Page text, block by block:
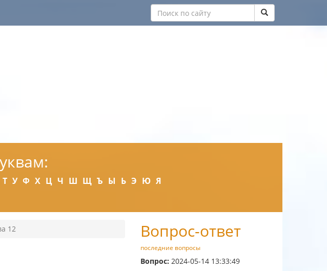
Т У Ф Х Ц Ч Ш Щ Ъ Ы Ь Э Ю Я
12 Вопрос-ответ
последние вопросы
Вопрос: 2024-05-14 13:33:49